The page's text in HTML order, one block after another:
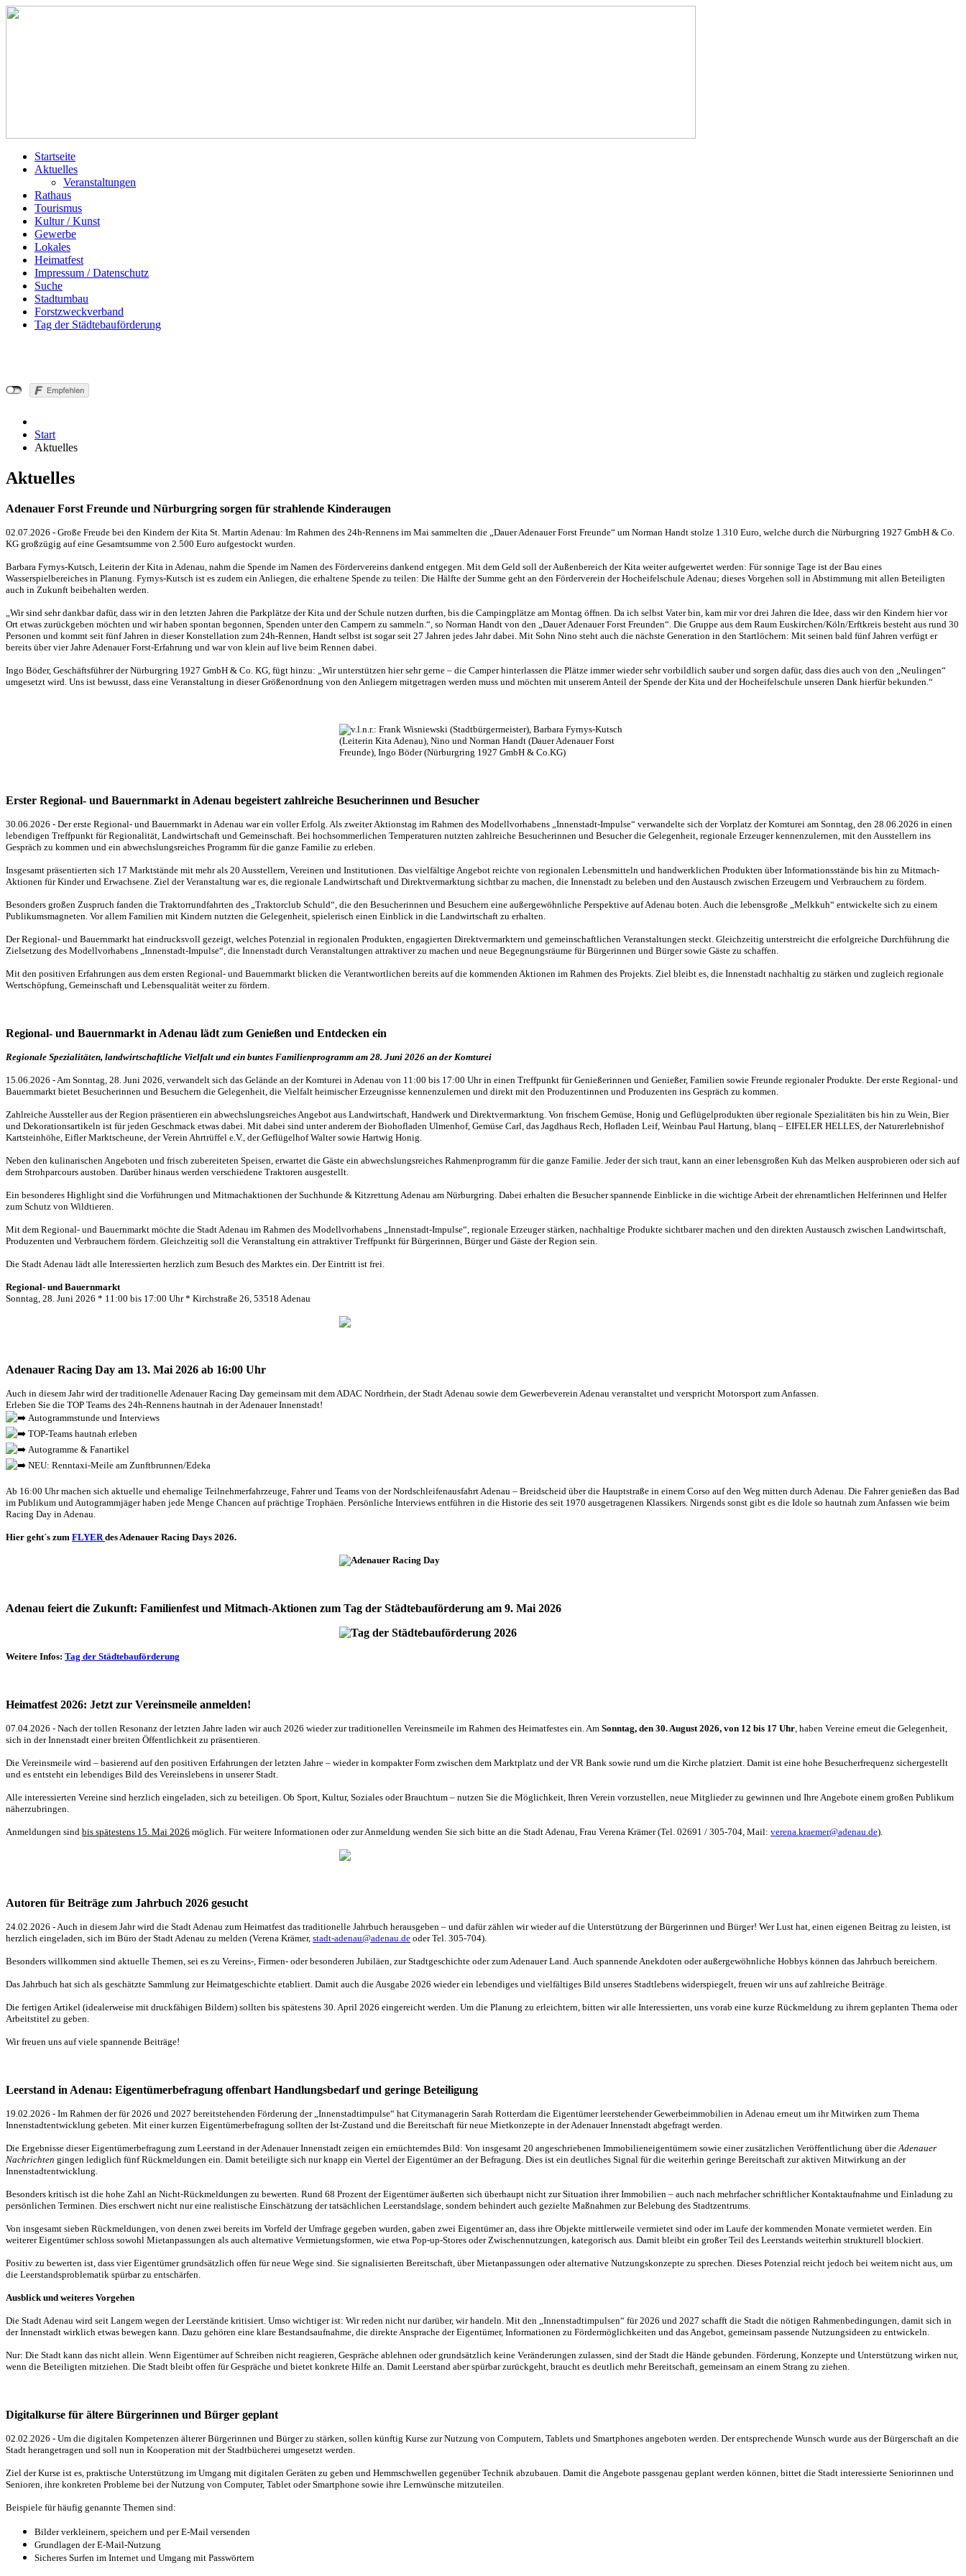
Startseite
Aktuelles
Veranstaltungen
Rathaus
Tourismus
Kultur / Kunst
Gewerbe
Lokales
Heimatfest
Impressum / Datenschutz
Suche
Stadtumbau
Forstzweckverband
Tag der Städtebauförderung
Start
Aktuelles
Aktuelles
Adenauer Forst Freunde und Nürburgring sorgen für strahlende Kinderaugen
02.07.2026 - Große Freude bei den Kindern der Kita St. Martin Adenau: Im Rahmen des 24h-Rennens im Mai sammelten die „Dauer Adenauer Forst Freunde“ um Norman Handt stolze 1.310 Euro, welche durch die Nürburgring 1927 GmbH & Co.
KG großzügig auf eine Gesamtsumme von 2.500 Euro aufgestockt wurden.
Barbara Fyrnys-Kutsch, Leiterin der Kita in Adenau, nahm die Spende im Namen des Fördervereins dankend entgegen. Mit dem Geld soll der Außenbereich der Kita weiter aufgewertet werden: Für sonnige Tage ist der Bau eines
Wasserspielbereiches in Planung. Fyrnys-Kutsch ist es zudem ein Anliegen, die erhaltene Spende zu teilen: Die Hälfte der Summe geht an den Förderverein der Hocheifelschule Adenau; dieses Vorgehen soll in Abstimmung mit allen Beteiligten
auch in Zukunft beibehalten werden.
„Wir sind sehr dankbar dafür, dass wir in den letzten Jahren die Parkplätze der Kita und der Schule nutzen durften, bis die Campingplätze am Montag öffnen. Da ich selbst Vater bin, kam mir vor drei Jahren die Idee, dass wir den Kindern hier vor
Ort etwas zurückgeben möchten und wir haben spontan begonnen, Spenden unter den Campern zu sammeln.“, so Norman Handt von den „Dauer Adenauer Forst Freunden“. Die Gruppe aus dem Raum Euskirchen/Köln/Erftkreis besteht aus rund 30
Personen und kommt seit fünf Jahren in dieser Konstellation zum 24h-Rennen, Handt selbst ist sogar seit 27 Jahren jedes Jahr dabei. Mit Sohn Nino steht auch die nächste Generation in den Startlöchern: Mit seinen bald fünf Jahren verfügt er
bereits über vier Jahre Adenauer Forst-Erfahrung und war von klein auf live beim Rennen dabei.
Ingo Böder, Geschäftsführer der Nürburgring 1927 GmbH & Co. KG, fügt hinzu: „Wir unterstützen hier sehr gerne – die Camper hinterlassen die Plätze immer wieder sehr vorbildlich sauber und sorgen dafür, dass dies auch von den „Neulingen“
umgesetzt wird. Uns ist bewusst, dass eine Veranstaltung in dieser Größenordnung von den Anliegern mitgetragen werden muss und möchten mit unserem Anteil der Spende der Kita und der Hocheifelschule unseren Dank hierfür bekunden.“
Erster Regional- und Bauernmarkt in Adenau begeistert zahlreiche Besucherinnen und Besucher
30.06.2026 - Der erste Regional- und Bauernmarkt in Adenau war ein voller Erfolg. Als zweiter Aktionstag im Rahmen des Modellvorhabens „Innenstadt-Impulse“ verwandelte sich der Vorplatz der Komturei am Sonntag, den 28.06.2026 in einen
lebendigen Treffpunkt für Regionalität, Landwirtschaft und Gemeinschaft. Bei hochsommerlichen Temperaturen nutzten zahlreiche Besucherinnen und Besucher die Gelegenheit, regionale Erzeuger kennenzulernen, mit den Ausstellern ins
Gespräch zu kommen und ein abwechslungsreiches Programm für die ganze Familie zu erleben.
Insgesamt präsentierten sich 17 Marktstände mit mehr als 20 Ausstellern, Vereinen und Institutionen. Das vielfältige Angebot reichte von regionalen Lebensmitteln und handwerklichen Produkten über Informationsstände bis hin zu Mitmach-
Aktionen für Kinder und Erwachsene. Ziel der Veranstaltung war es, die regionale Landwirtschaft und Direktvermarktung sichtbar zu machen, die Innenstadt zu beleben und den Austausch zwischen Erzeugern und Verbrauchern zu fördern.
Besonders großen Zuspruch fanden die Traktorrundfahrten des „Traktorclub Schuld“, die den Besucherinnen und Besuchern eine außergewöhnliche Perspektive auf Adenau boten. Auch die lebensgroße „Melkkuh“ entwickelte sich zu einem
Publikumsmagneten. Vor allem Familien mit Kindern nutzten die Gelegenheit, spielerisch einen Einblick in die Landwirtschaft zu erhalten.
Der Regional- und Bauernmarkt hat eindrucksvoll gezeigt, welches Potenzial in regionalen Produkten, engagierten Direktvermarktern und gemeinschaftlichen Veranstaltungen steckt. Gleichzeitig unterstreicht die erfolgreiche Durchführung die
Zielsetzung des Modellvorhabens „Innenstadt-Impulse“, die Innenstadt durch Veranstaltungen attraktiver zu machen und neue Begegnungsräume für Bürgerinnen und Bürger sowie Gäste zu schaffen.
Mit den positiven Erfahrungen aus dem ersten Regional- und Bauernmarkt blicken die Verantwortlichen bereits auf die kommenden Aktionen im Rahmen des Projekts. Ziel bleibt es, die Innenstadt nachhaltig zu stärken und zugleich regionale
Wertschöpfung, Gemeinschaft und Lebensqualität weiter zu fördern.
Regional- und Bauernmarkt in Adenau lädt zum Genießen und Entdecken ein
Regionale Spezialitäten, landwirtschaftliche Vielfalt und ein buntes Familienprogramm am 28. Juni 2026 an der Komturei
15.06.2026 - Am Sonntag, 28. Juni 2026, verwandelt sich das Gelände an der Komturei in Adenau von 11:00 bis 17:00 Uhr in einen Treffpunkt für Genießerinnen und Genießer, Familien sowie Freunde regionaler Produkte. Der erste Regional- und
Bauernmarkt bietet Besucherinnen und Besuchern die Gelegenheit, die Vielfalt heimischer Erzeugnisse kennenzulernen und direkt mit den Produzentinnen und Produzenten ins Gespräch zu kommen.
Zahlreiche Aussteller aus der Region präsentieren ein abwechslungsreiches Angebot aus Landwirtschaft, Handwerk und Direktvermarktung. Von frischem Gemüse, Honig und Geflügelprodukten über regionale Spezialitäten bis hin zu Wein, Bier
und Dekorationsartikeln ist für jeden Geschmack etwas dabei. Mit dabei sind unter anderem der Biohofladen Ulmenhof, Gemüse Carl, das Jagdhaus Rech, Hofladen Leif, Weinbau Paul Hartung, blanq – EIFELER HELLES, der Naturerlebnishof
Kartsteinhöhe, Eifler Marktscheune, der Verein Ahrtrüffel e.V., der Geflügelhof Walter sowie Hartwig Honig.
Neben den kulinarischen Angeboten und frisch zubereiteten Speisen, erwartet die Gäste ein abwechslungsreiches Rahmenprogramm für die ganze Familie. Jeder der sich traut, kann an einer lebensgroßen Kuh das Melken ausprobieren oder sich auf
dem Strohparcours austoben. Darüber hinaus werden verschiedene Traktoren ausgestellt.
Ein besonderes Highlight sind die Vorführungen und Mitmachaktionen der Suchhunde & Kitzrettung Adenau am Nürburgring. Dabei erhalten die Besucher spannende Einblicke in die wichtige Arbeit der ehrenamtlichen Helferinnen und Helfer
zum Schutz von Wildtieren.
Mit dem Regional- und Bauernmarkt möchte die Stadt Adenau im Rahmen des Modellvorhabens „Innenstadt-Impulse“, regionale Erzeuger stärken, nachhaltige Produkte sichtbarer machen und den direkten Austausch zwischen Landwirtschaft,
Produzenten und Verbrauchern fördern. Gleichzeitig soll die Veranstaltung ein attraktiver Treffpunkt für Bürgerinnen, Bürger und Gäste der Region sein.
Die Stadt Adenau lädt alle Interessierten herzlich zum Besuch des Marktes ein. Der Eintritt ist frei.
Regional- und Bauernmarkt
Sonntag, 28. Juni 2026 * 11:00 bis 17:00 Uhr * Kirchstraße 26, 53518 Adenau
Adenauer Racing Day am 13. Mai 2026 ab 16:00 Uhr
Auch in diesem Jahr wird der traditionelle Adenauer Racing Day gemeinsam mit dem ADAC Nordrhein, der Stadt Adenau sowie dem Gewerbe­verein Adenau veranstaltet und verspricht Motorsport zum Anfassen.
Erleben Sie die TOP Teams des 24h-Rennens hautnah in der Adenauer Innenstadt!
Autogrammstunde und Interviews
TOP-Teams hautnah erleben
Autogramme & Fanartikel
NEU: Renntaxi-Meile am Zunftbrunnen/Edeka
Ab 16:00 Uhr machen sich aktuelle und ehemalige Teilnehmerfahrzeuge, Fahrer und Teams von der Nordschleifenausfahrt Adenau – Breidscheid über die Hauptstraße in einem Corso auf den Weg mitten durch Adenau. Die Fahrer genießen das Bad
im Publikum und Autogrammjäger haben jede Menge Chancen auf prächtige Trophäen. Persönliche Interviews entführen in die Historie des seit 1970 ausgetragenen Klassikers. Nirgends sonst gibt es die Idole so hautnah zum Anfassen wie beim
Racing Day in Adenau.
Hier geht´s zum FLYER des Adenauer Racing Days 2026.
Adenau feiert die Zukunft: Familienfest und Mitmach-Aktionen zum Tag der Städtebauförderung am 9. Mai 2026
Weitere Infos: Tag der Städtebauförderung
Heimatfest 2026: Jetzt zur Vereinsmeile anmelden!
07.04.2026 - Nach der tollen Resonanz der letzten Jahre laden wir auch 2026 wieder zur traditionellen Vereinsmeile im Rahmen des Heimatfestes ein. Am Sonntag, den 30. August 2026, von 12 bis 17 Uhr , haben Vereine erneut die Gelegenheit,
sich in der Innenstadt einer breiten Öffentlichkeit zu präsentieren.
Die Vereinsmeile wird – basierend auf den positiven Erfahrungen der letzten Jahre – wieder in kompakter Form zwischen dem Marktplatz und der VR Bank sowie rund um die Kirche platziert. Damit ist eine hohe Besucherfrequenz sichergestellt
und es entsteht ein lebendiges Bild des Vereinslebens in unserer Stadt.
Alle interessierten Vereine sind herzlich eingeladen, sich zu beteiligen. Ob Sport, Kultur, Soziales oder Brauchtum – nutzen Sie die Möglichkeit, Ihren Verein vorzustellen, neue Mitglieder zu gewinnen und Ihre Angebote einem großen Publikum
näherzubringen.
Anmeldungen sind bis spätestens 15. Mai 2026 möglich. Für weitere Informationen oder zur Anmeldung wenden Sie sich bitte an die Stadt Adenau, Frau Verena Krämer (Tel. 02691 / 305-704, Mail: verena.kraemer@adenau.de).
Autoren für Beiträge zum Jahrbuch 2026 gesucht
24.02.2026 - Auch in diesem Jahr wird die Stadt Adenau zum Heimatfest das traditionelle Jahrbuch herausgeben – und dafür zählen wir wieder auf die Unterstützung der Bürgerinnen und Bürger! Wer Lust hat, einen eigenen Beitrag zu leisten, ist
herzlich eingeladen, sich im Büro der Stadt Adenau zu melden (Verena Krämer, stadt-adenau@adenau.de oder Tel. 305-704).
Besonders willkommen sind aktuelle Themen, sei es zu Vereins-, Firmen- oder besonderen Jubiläen, zur Stadtgeschichte oder zum Adenauer Land. Auch spannende Anekdoten oder außergewöhnliche Hobbys können das Jahrbuch bereichern.
Das Jahrbuch hat sich als geschätzte Sammlung zur Heimatgeschichte etabliert. Damit auch die Ausgabe 2026 wieder ein lebendiges und vielfältiges Bild unseres Stadtlebens widerspiegelt, freuen wir uns auf zahlreiche Beiträge.
Die fertigen Artikel (idealerweise mit druckfähigen Bildern) sollten bis spätestens 30. April 2026 eingereicht werden. Um die Planung zu erleichtern, bitten wir alle Interessierten, uns vorab eine kurze Rückmeldung zu ihrem geplanten Thema oder
Arbeitstitel zu geben.
Wir freuen uns auf viele spannende Beiträge!
Leerstand in Adenau: Eigentümerbefragung offenbart Handlungsbedarf und geringe Beteiligung
19.02.2026 - Im Rahmen der für 2026 und 2027 bereitstehenden Förderung der „Innenstadtimpulse“ hat Citymanagerin Sarah Rotterdam die Eigentümer leerstehender Gewerbeimmobilien in Adenau erneut um ihr Mitwirken zum Thema
Innenstadtentwicklung gebeten. Mit einer kurzen Eigentümerbefragung sollten der Ist-Zustand und die Bereitschaft für neue Mietkonzepte in der Adenauer Innenstadt abgefragt werden.
Die Ergebnisse dieser Eigentümerbefragung zum Leerstand in der Adenauer Innenstadt zeigen ein ernüchterndes Bild: Von insgesamt 20 angeschriebenen Immobilieneigentümern sowie einer zusätzlichen Veröffentlichung über die Adenauer
Nachrichten gingen lediglich fünf Rückmeldungen ein. Damit beteiligte sich nur knapp ein Viertel der Eigentümer an der Befragung. Dies ist ein deutliches Signal für die weiterhin geringe Bereitschaft zur aktiven Mitwirkung an der
Innenstadtentwicklung.
Besonders kritisch ist die hohe Zahl an Nicht-Rückmeldungen zu bewerten. Rund 68 Prozent der Eigentümer äußerten sich überhaupt nicht zur Situation ihrer Immobilien – auch nach mehrfacher schriftlicher Kontaktaufnahme und Einladung zu
persönlichen Terminen. Dies erschwert nicht nur eine realistische Einschätzung der tatsächlichen Leerstandslage, sondern behindert auch gezielte Maßnahmen zur Belebung des Stadtzentrums.
Von insgesamt sieben Rückmeldungen, von denen zwei bereits im Vorfeld der Umfrage gegeben wurden, gaben zwei Eigentümer an, dass ihre Objekte mittlerweile vermietet sind oder im Laufe der kommenden Monate vermietet werden. Ein
weiterer Eigentümer schloss sowohl Mietanpassungen als auch alternative Vermietungsformen, wie etwa Pop-up-Stores oder Zwischennutzungen, kategorisch aus. Damit bleibt ein großer Teil des Leerstands weiterhin strukturell blockiert.
Positiv zu bewerten ist, dass vier Eigentümer grundsätzlich offen für neue Wege sind. Sie signalisierten Bereitschaft, über Mietanpassungen oder alternative Nutzungskonzepte zu sprechen. Dieses Potenzial reicht jedoch bei weitem nicht aus, um
die Leerstandsproblematik spürbar zu entschärfen.
Ausblick und weiteres Vorgehen
Die Stadt Adenau wird seit Langem wegen der Leerstände kritisiert. Umso wichtiger ist: Wir reden nicht nur darüber, wir handeln. Mit den „Innenstadtimpulsen“ für 2026 und 2027 schafft die Stadt die nötigen Rahmenbedingungen, damit sich in
der Innenstadt wirklich etwas bewegen kann. Dazu gehören eine klare Bestandsaufnahme, die direkte Ansprache der Eigentümer, Informationen zu Fördermöglichkeiten und das Angebot, gemeinsam passende Nutzungsideen zu entwickeln.
Nur: Die Stadt kann das nicht allein. Wenn Eigentümer auf Schreiben nicht reagieren, Gespräche ablehnen oder grundsätzlich keine Veränderungen zulassen, sind der Stadt die Hände gebunden. Förderung, Konzepte und Unterstützung wirken nur,
wenn die Beteiligten mitziehen. Die Stadt bleibt offen für Gespräche und bietet konkrete Hilfe an. Damit Leerstand aber spürbar zurückgeht, braucht es deutlich mehr Bereitschaft, gemeinsam an einem Strang zu ziehen.
Digitalkurse für ältere Bürgerinnen und Bürger geplant
02.02.2026 - Um die digitalen Kompetenzen älterer Bürgerinnen und Bürger zu stärken, sollen künftig Kurse zur Nutzung von Computern, Tablets und Smartphones angeboten werden. Der entsprechende Wunsch wurde aus der Bürgerschaft an die
Stadt herangetragen und soll nun in Kooperation mit der Stadtbücherei umgesetzt werden.
Ziel der Kurse ist es, praktische Unterstützung im Umgang mit digitalen Geräten zu geben und Hemmschwellen gegenüber Technik abzubauen. Damit die Angebote passgenau geplant werden können, bittet die Stadt interessierte Seniorinnen und
Senioren, ihre konkreten Probleme bei der Nutzung von Computer, Tablet oder Smartphone sowie ihre Lernwünsche mitzuteilen.
Beispiele für häufig genannte Themen sind:
Bilder verkleinern, speichern und per E-Mail versenden
Grundlagen der E-Mail-Nutzung
Sicheres Surfen im Internet und Umgang mit Passwörtern